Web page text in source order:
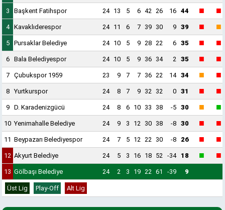
3 Başkent Fatihspor 24 13 5 6 42 26 16 44 ■ ■
4 Kavaklıderespor 24 11 6 7 39 30 9 39 ■ ■
5 Pursaklar Belediye 24 10 5 9 28 22 6 35 ■ ■
6 Bala Belediyespor 24 10 5 9 36 34 2 35 ■ ■
7 Çubukspor 1959 23 9 7 7 36 22 14 34 ■ ■
8 Yurtkurspor 24 8 7 9 32 32 0 31 ■ ■
9 D. Karadenizgücü 24 8 6 10 33 38 -5 30 ■ ■
10 Yenimahalle Belediye 24 9 3 12 30 38 -8 30 ■ ■
11 Beypazarı Belediyespor 24 7 5 12 22 30 -8 26 ■ ■
12 Akyurt Belediye 24 5 3 16 18 52 -34 18 ■ ■
13 Gölbaşı Belediye 24 2 3 19 22 61 -39 9
Üst Lig Play-Off Alt Lig